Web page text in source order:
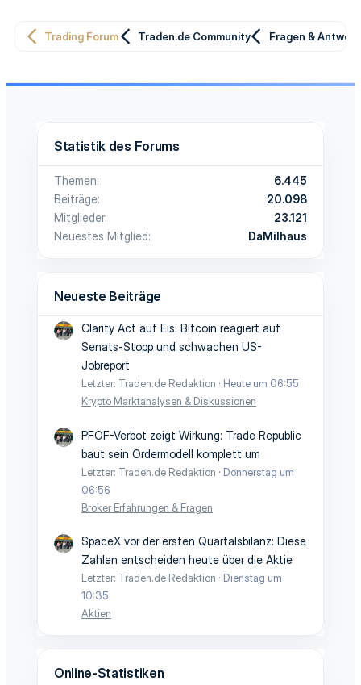
Trading Forum Traden.de Community Fragen &
Statistik des Forums
Themen
6.445
Beiträge
20.098
Mitglieder
23.121
Neuestes Mitglied
DaMilhaus
Neueste Beiträge
Clarity Act auf Eis: Bitcoin reagiert auf
Senats-Stopp und schwachen US-
Jobreport
Letzter: Traden.de Redaktion
Heute um 06:55
Krypto Marktanalysen & Diskussionen
PFOF-Verbot zeigt Wirkung: Trade Republic
baut sein Ordermodell komplett um
Letzter: Traden.de Redaktion
Donnerstag um
06:56
Broker Erfahrungen & Fragen
SpaceX vor der ersten Quartalsbilanz: Diese
Zahlen entscheiden heute über die Aktie
Letzter: Traden.de Redaktion
Dienstag um
10:35
Aktien
Online-Statistiken